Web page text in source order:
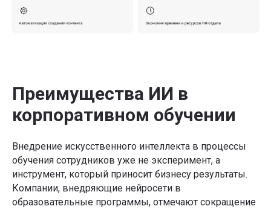
Преимущества ИИ в
корпоративном обучении
Внедрение искусственного интеллекта в процессы
обучения сотрудников уже не эксперимент, а
инструмент, который приносит бизнесу результаты.
Компании, внедряющие нейросети в
образовательные программы, отмечают сокращение